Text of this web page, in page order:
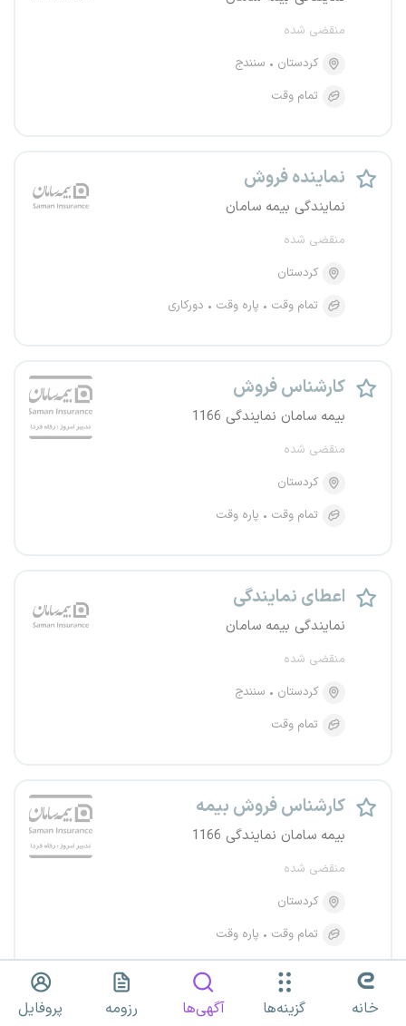
منقضی شده
کردستان
سنندج
تمام وقت
نماینده فروش
نمایندگی بیمه سامان
منقضی شده
کردستان
تمام وقت
پاره وقت دورکاری
کارشناس فروش
بیمه سامان نمایندگی 1166
منقضی شده
کردستان
تمام وقت
پاره وقت
اعطای نمایندگی
نمایندگی بیمه سامان
منقضی شده
کردستان
سنندج
تمام وقت
کارشناس فروش بیمه
بیمه سامان نمایندگی 1166
منقضی شده
کردستان
تمام وقت
پاره وقت
اعطای نمایندگی خانه گزینه‌ها آگهی‌ها رزومه پروفایل